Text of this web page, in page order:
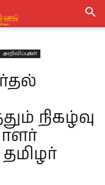
அறிவிப்புகள்
நிகழ்வு
தமிழர்